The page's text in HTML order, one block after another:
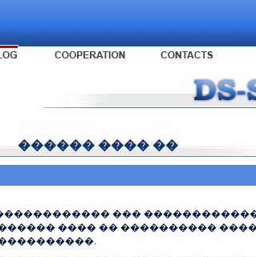
������ ���� ��
���
���� �� ����������